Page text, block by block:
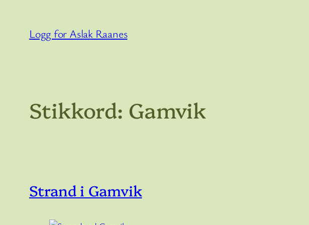
Logg for Aslak Raanes
Stikkord: Gamvik
Strand i Gamvik